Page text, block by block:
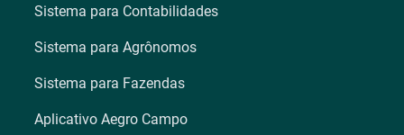
Sistema para Contabilidades
Sistema para Agrônomos
Sistema para Fazendas
Aplicativo Aegro Campo